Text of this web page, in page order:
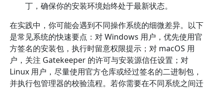
丁，确保你的安装环境始终处于最新状态。
在实践中，你可能会遇到不同操作系统的细微差异。以下
是常见系统的快速要点：对 Windows 用户，优先使用官
方签名的安装包，执行时留意权限提示；对 macOS 用
户，关注 Gatekeeper 的许可与安装源信任设置；对
Linux 用户，尽量使用官方仓库或经过签名的二进制包，
并执行包管理器的校验流程。若你需要在不同系统之间迁